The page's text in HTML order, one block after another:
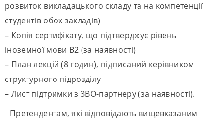
розвиток викладацького складу та на компетенції
студентів обох закладів)
– Копія сертифікату, що підтверджує рівень
іноземної мови B2 (за наявності)
– План лекцій (8 годин), підписаний керівником
структурного підрозділу
– Лист підтримки з ЗВО-партнеру (за наявності).
Претендентам, які відповідають вищевказаним